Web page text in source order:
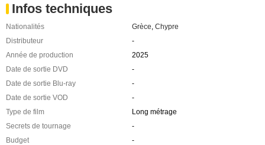
Infos techniques
Nationalités Grèce Chypre
Distributeur
-
Année de production
2025
Date de sortie DVD
-
Date de sortie Blu-ray
-
Date de sortie VOD
-
Type de film
Long métrage
Secrets de tournage
-
Budget
-